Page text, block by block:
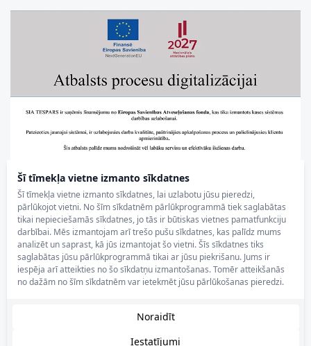
Šī tīmekļa vietne izmanto sīkdatnes
Šī tīmekļa vietne izmanto sīkdatnes, lai uzlabotu jūsu pieredzi,
pārlūkojot vietni. No šīm sīkdatnēm pārlūkprogrammā tiek saglabātas
tikai nepieciešamās sīkdatnes, jo tās ir būtiskas vietnes pamatfunkciju
darbībai. Mēs izmantojam arī trešo pušu sīkdatnes, kas palīdz mums
analizēt un saprast, kā jūs izmantojat šo vietni. Šīs sīkdatnes tiks
saglabātas jūsu pārlūkprogrammā tikai ar jūsu piekrišanu. Jums ir
iespēja arī atteikties no šo sīkdatņu izmantošanas. Tomēr atteikšanās
no dažām no šīm sīkdatnēm var ietekmēt jūsu pārlūkošanas pieredzi.
Iestatījumi
Noraidīt